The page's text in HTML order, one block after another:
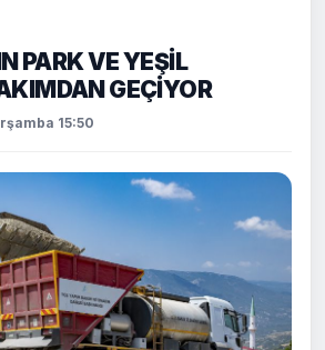
PARK VE YEŞİL
GEÇİYOR
15:50